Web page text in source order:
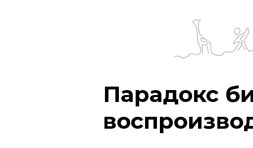
Парадокс